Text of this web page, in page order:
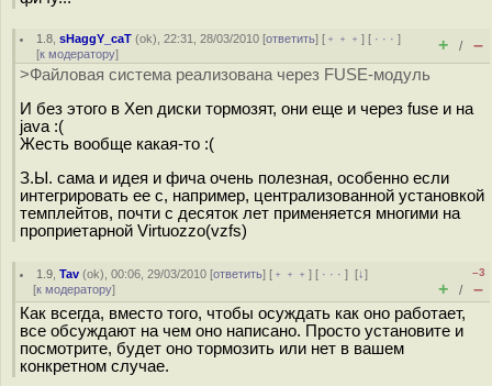
1.8 ,sHaggY_caT (ok), 22:31, 28/03/2010 [ответить] [ ﹢﹢﹢] [ · · ·]
[к модератору] + / –
>Файловая система реализована через FUSE-модуль
И без этого в Xen диски тормозят, они еще и через fuse и на
java :(
Жесть вообще какая-то :(
З.Ы. сама и идея и фича очень полезная, особенно если
интегрировать ее с, например, централизованной установкой
темплейтов, почти с десяток лет применяется многими на
проприетарной Virtuozzo(vzfs)
1.9 ,Tav (ok), 00:06, 29/03/2010 [ответить] [ ﹢﹢﹢] [ · · ·][↓]
[к модератору]
–3
+ / –
Как всегда, вместо того, чтобы осуждать как оно работает,
все обсуждают на чем оно написано. Просто установите и
посмотрите, будет оно тормозить или нет в вашем
конкретном случае.